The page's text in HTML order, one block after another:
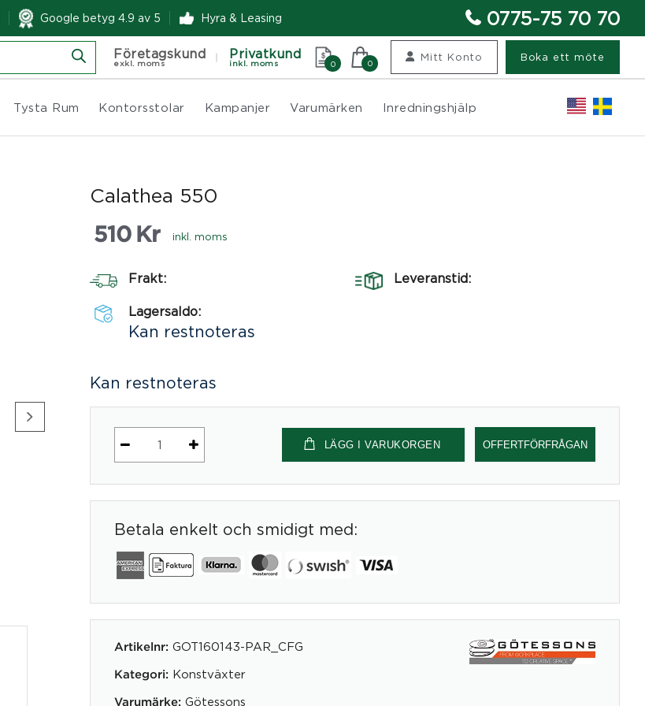
Google betyg 4.9 av 5 Hyra & Leasing 0775-75 70 70
Företagskund
exkl. moms
Privatkund
inkl. moms 0 0
Mitt Konto Boka ett möte
Tysta Rum Kontorsstolar Kampanjer Varumärken Inredningshjälp
Calathea 550
510 Kr inkl. moms
Frakt: Leveranstid:
Lagersaldo:
Kan restnoteras
Kan restnoteras
Calathea
LÄGG I VARUKORGEN OFFERTFÖRFRÅGAN
Betala enkelt och smidigt med:
Artikelnr: GOT160143-PAR_CFG
Kategori: Konstväxter
Varumärke: Götessons